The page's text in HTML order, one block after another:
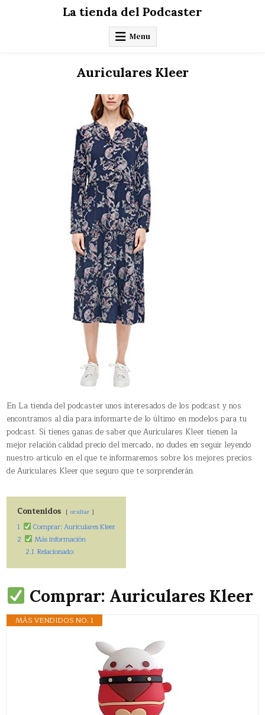
La tienda del Podcaster
Menu
Auriculares Kleer
En La tienda del podcaster unos interesados de los podcast y nos
encontramos al día para informarte de lo último en modelos para tu
podcast. Si tienes ganas de saber que Auriculares Kleer tienen la
mejor relación calidad precio del mercado, no dudes en seguir leyendo
nuestro articulo en el que te informaremos sobre los mejores precios
de Auriculares Kleer que seguro que te sorprenderán.
Contenidos ocultar
1
Comprar: Auriculares Kleer
2
Más información
2.1 Relacionado:
Comprar: Auriculares Kleer
MÁS VENDIDOS NO. 1